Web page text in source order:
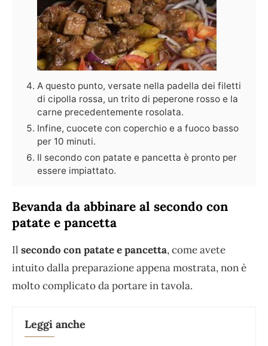
A questo punto, versate nella padella dei filetti
di cipolla rossa, un trito di peperone rosso e la
carne precedentemente rosolata.
Infine, cuocete con coperchio e a fuoco basso
per 10 minuti.
Il secondo con patate e pancetta è pronto per
essere impiattato.
Bevanda da abbinare al secondo con
patate e pancetta
Il secondo con patate e pancetta, come avete
intuito dalla preparazione appena mostrata, non è
molto complicato da portare in tavola.
Leggi anche